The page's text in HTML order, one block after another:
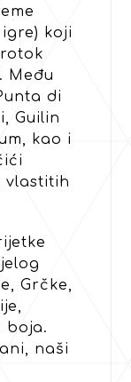
koji
Među
di
Guilin
kao i
vlastitih
Grčke,
boja.
naši